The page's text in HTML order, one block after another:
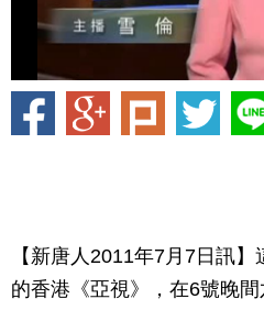
【新唐人2011年7月7日訊
的香港《亞視》，在6號晚